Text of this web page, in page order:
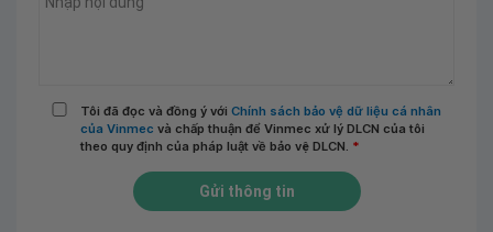
Tôi đã đọc và đồng ý với Chính sách bảo vệ dữ liệu cá nhân
của Vinmec và chấp thuận để Vinmec xử lý DLCN của tôi
theo quy định của pháp luật về bảo vệ DLCN. *
Gửi thông tin